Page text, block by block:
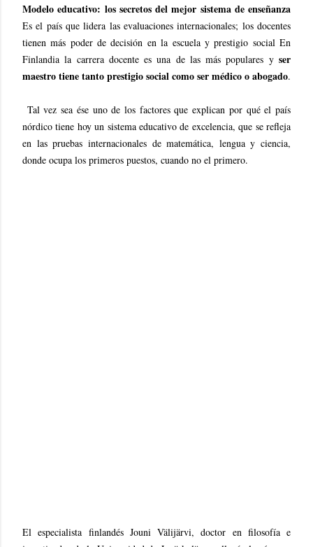
Modelo educativo: los secretos del mejor sistema de enseñanza
Es el país que lidera las evaluaciones internacionales; los docentes
tienen más poder de decisión en la escuela y prestigio social En
Finlandia la carrera docente es una de las más populares y ser
maestro tiene tanto prestigio social como ser médico o abogado.
Tal vez sea ése uno de los factores que explican por qué el país
nórdico tiene hoy un sistema educativo de excelencia, que se refleja
en las pruebas internacionales de matemática, lengua y ciencia,
donde ocupa los primeros puestos, cuando no el primero.
El especialista finlandés Jouni Välijärvi, doctor en filosofía e